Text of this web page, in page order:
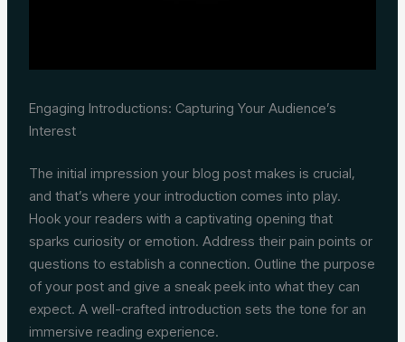
Engaging Introductions: Capturing Your Audience’s
Interest
The initial impression your blog post makes is crucial,
and that’s where your introduction comes into play.
Hook your readers with a captivating opening that
sparks curiosity or emotion. Address their pain points or
questions to establish a connection. Outline the purpose
of your post and give a sneak peek into what they can
expect. A well-crafted introduction sets the tone for an
immersive reading experience.